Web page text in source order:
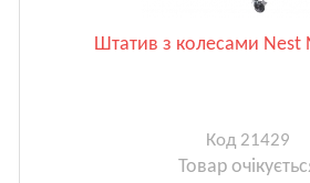
Штатив з колесами Nest
Код 21429
Товар